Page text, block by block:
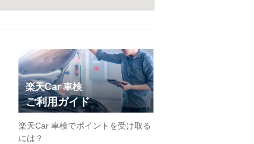
楽天Car 車検
ご利用ガイド
楽天Car 車検でポイントを受け取る
には？